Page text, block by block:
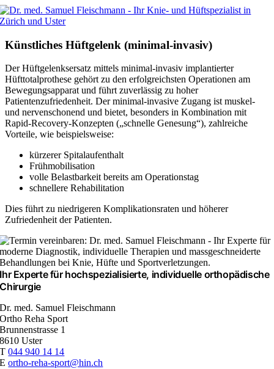
Zum
Inhalt
Künstliches Hüftgelenk (minimal-invasiv)
Der Hüftgelenksersatz mittels minimal-invasiv implantierter
Hüfttotalprothese gehört zu den erfolgreichsten Operationen am
Bewegungsapparat und führt zuverlässig zu hoher
Patientenzufriedenheit. Der minimal-invasive Zugang ist muskel-
und nervenschonend und bietet, besonders in Kombination mit
Rapid-Recovery-Konzepten („schnelle Genesung“), zahlreiche
Vorteile, wie beispielsweise:
kürzerer Spitalaufenthalt
Frühmobilisation
volle Belastbarkeit bereits am Operationstag
schnellere Rehabilitation
Dies führt zu niedrigeren Komplikationsraten und höherer
Zufriedenheit der Patienten.
Ihr Experte für hochspezialisierte, individuelle orthopädische
Chirurgie
Dr. med. Samuel Fleischmann
Ortho Reha Sport
Brunnenstrasse 1
8610 Uster
T044 940 14 14
Eortho-reha-sport@hin.ch